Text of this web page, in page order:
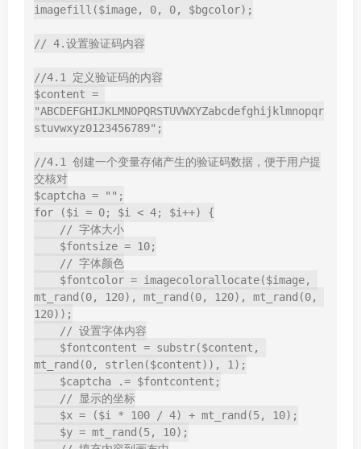
imagefill($image, 0, 0, $bgcolor);
// 4.设置验证码内容
//4.1 定义验证码的内容
$content =
"ABCDEFGHIJKLMNOPQRSTUVWXYZabcdefghijklmnopqr
stuvwxyz0123456789";
//4.1 创建一个变量存储产生的验证码数据，便于用户提
交核对
$captcha = "";
for ($i = 0; $i < 4; $i++) {
mt_rand(0, 120), mt_rand(0, 120), mt_rand(0,
120));
mt_rand(0, strlen($content)), 1);